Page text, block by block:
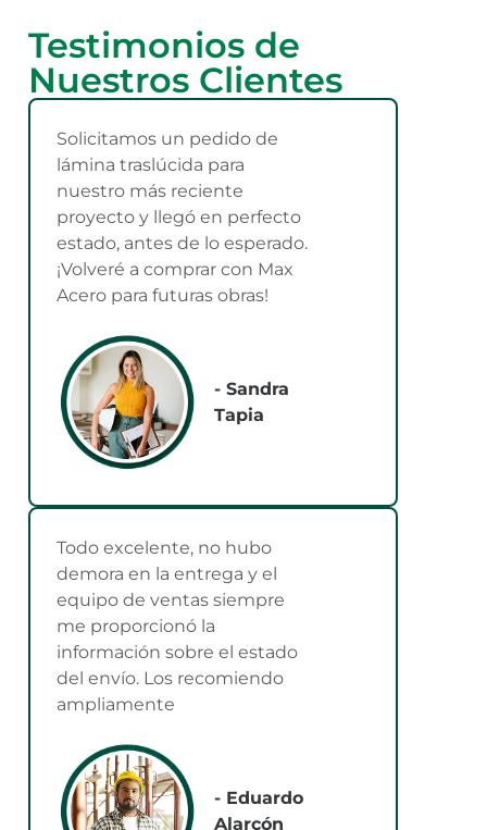
Testimonios de
Nuestros Clientes
Solicitamos un pedido de
lámina traslúcida para
nuestro más reciente
proyecto y llegó en perfecto
estado, antes de lo esperado.
¡Volveré a comprar con Max
Acero para futuras obras!
- Sandra
Tapia
Todo excelente, no hubo
demora en la entrega y el
equipo de ventas siempre
me proporcionó la
información sobre el estado
del envío. Los recomiendo
ampliamente
- Eduardo
Alarcón